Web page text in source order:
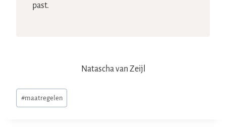
past.
Natascha van Zeijl
Bericht
tags:
#maatregelen